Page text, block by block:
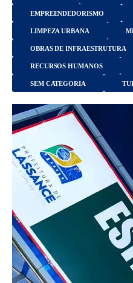
EMPREENDEDORISMO
LIMPEZA URBANA
OBRAS DE INFRAESTRUTURA
RECURSOS HUMANOS
SEM CATEGORIA